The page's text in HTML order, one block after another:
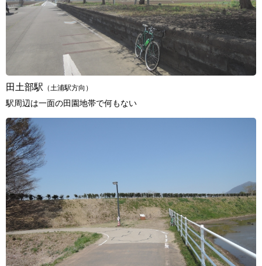
田土部駅 （土浦駅方向）
駅周辺は一面の田園地帯で何もない